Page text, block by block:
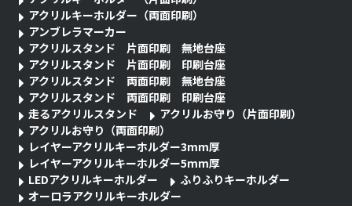
アクリルキーホルダー（両面印刷）
アンブレラマーカー
アクリルスタンド 片面印刷 無地台座
アクリルスタンド 片面印刷 印刷台座
アクリルスタンド 両面印刷 無地台座
アクリルスタンド 両面印刷 印刷台座
走るアクリルスタンド
アクリルお守り（片面印刷）
アクリルお守り（両面印刷）
レイヤーアクリルキーホルダー3mm厚
レイヤーアクリルキーホルダー5mm厚
LEDアクリルキーホルダー
ふりふりキーホルダー
オーロラアクリルキーホルダー